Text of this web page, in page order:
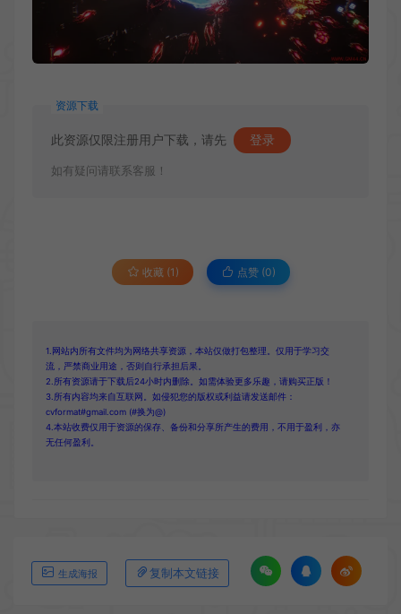
资源下载
此资源仅限注册用户下载，请先 登录
如有疑问请联系客服！
收藏 (1) 点赞 (0)
1.网站内所有文件均为网络共享资源，本站仅做打包整理。仅用于学习交
流，严禁商业用途，否则自行承担后果。
2.所有资源请于下载后24小时内删除。如需体验更多乐趣，请购买正版！
3.所有内容均来自互联网。如侵犯您的版权或利益请发送邮件：
cvformat#gmail.com (#换为@)
4.本站收费仅用于资源的保存、备份和分享所产生的费用，不用于盈利，亦
无任何盈利。
生成海报 复制本文链接